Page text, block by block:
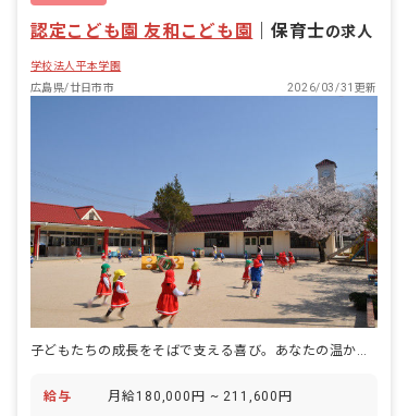
認定こども園 友和こども園 保育士の求人
学校法人平本学園
広島県/廿日市市
2026/03/31更新
子どもたちの成長をそばで支える喜び。あなたの温かい心を活かしませんか？
給与 月給180,000円 ~ 211,600円